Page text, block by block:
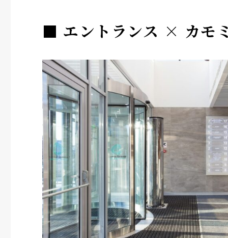
■ エントランス × カモ